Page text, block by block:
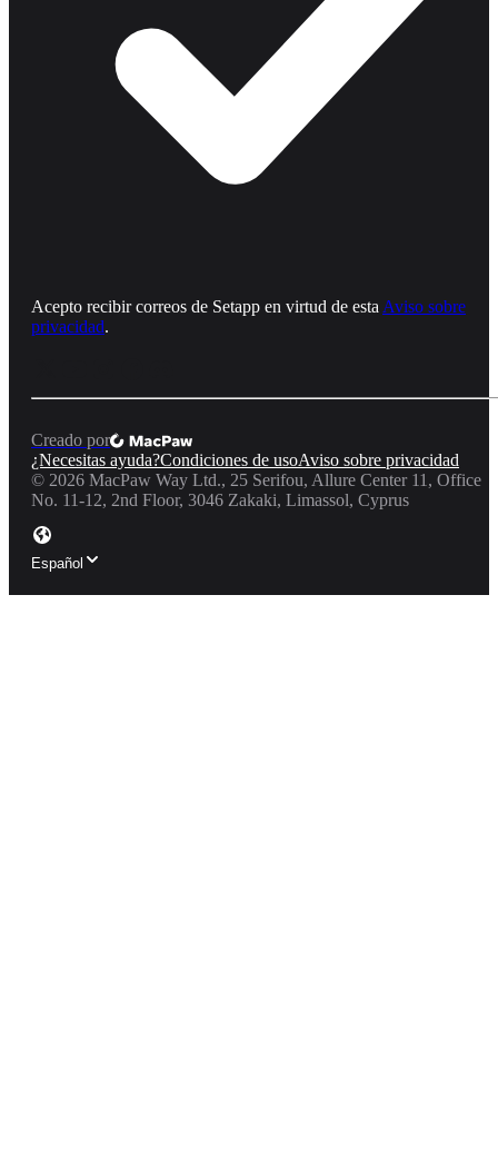
Acepto recibir correos de Setapp en virtud de esta Aviso sobre
privacidad.
Creado por
¿Necesitas ayuda?Condiciones de usoAviso sobre privacidad
© 2026 MacPaw Way Ltd., 25 Serifou, Allure Center 11, Office
No. 11-12, 2nd Floor, 3046 Zakaki, Limassol, Cyprus
Español